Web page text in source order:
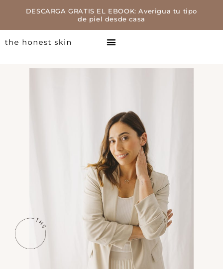
DESCARGA GRATIS EL EBOOK: Averigua tu tipo
de piel desde casa